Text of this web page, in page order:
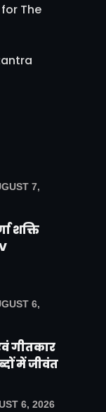
The
7,
शक्ति
6,
गीतकार
में जीवंत
6, 2026